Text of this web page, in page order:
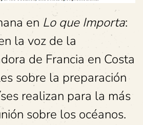
en Lo que Importa:
la voz de la
de Francia en Costa
sobre la preparación
realizan para la más
sobre los océanos.